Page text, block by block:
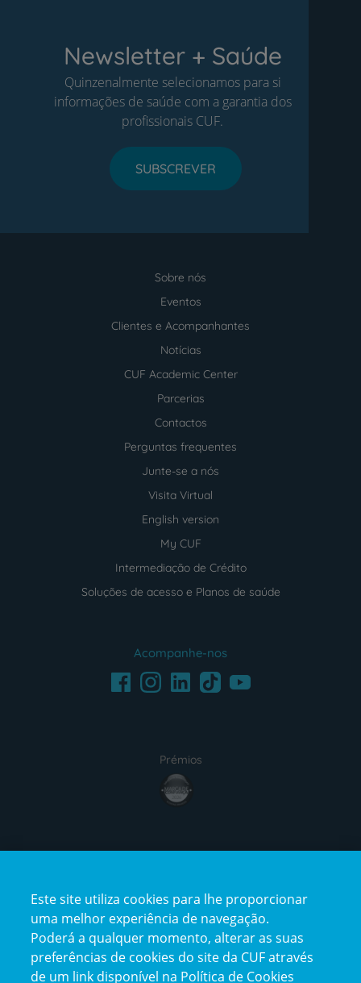
Newsletter + Saúde
Quinzenalmente selecionamos para si
informações de saúde com a garantia dos
profissionais CUF.
SUBSCREVER
Sobre nós
Eventos
Clientes e Acompanhantes
Notícias
CUF Academic Center
Parcerias
Contactos
Perguntas frequentes
Junte-se a nós
Visita Virtual
English version
My CUF
Intermediação de Crédito
Soluções de acesso e Planos de saúde
Acompanhe-nos
FacebookInstagramLinkedInTikTokYoutube
Prémios
award4
certification2certification3
Este site utiliza cookies para lhe proporcionar
uma melhor experiência de navegação.
Poderá a qualquer momento, alterar as suas
preferências de cookies do site da CUF através
de um link disponível na Política de Cookies